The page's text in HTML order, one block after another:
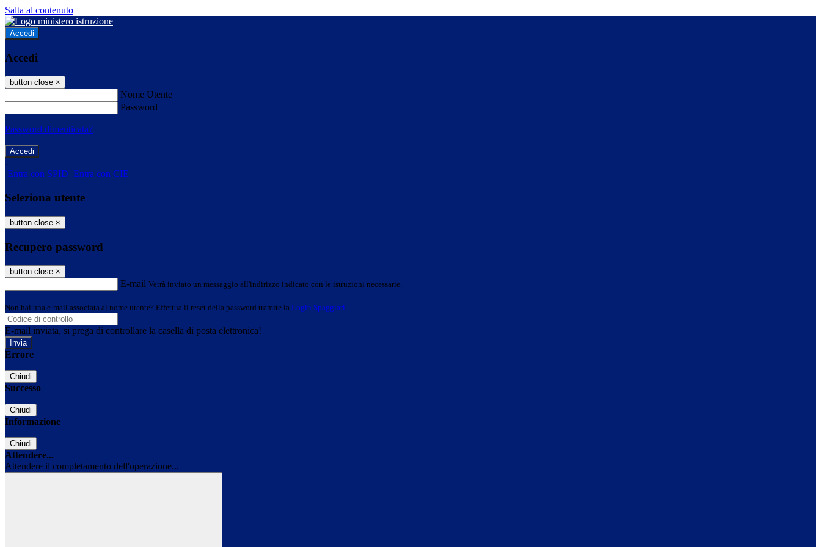
Salta al contenuto
Accedi
Accedi
button close ×
Nome Utente
Password
Password dimenticata?
-
Entra con SPID Entra con CIE
Seleziona utente
button close ×
Recupero password
button close ×
E-mail Verrà inviato un messaggio all'indirizzo indicato con le istruzioni necessarie.
Non hai una e-mail associata al nome utente? Effettua il reset della password tramite la Login Spaggiari
E-mail inviata, si prega di controllare la casella di posta elettronica!
Errore
Chiudi
Successo
Chiudi
Informazione
Chiudi
Attendere...
Attendere il completamento dell'operazione...